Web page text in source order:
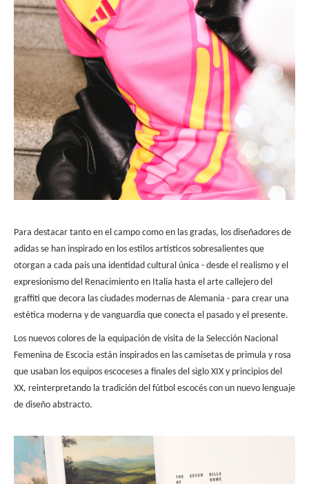
Para destacar tanto en el campo como en las gradas, los diseñadores de
adidas se han inspirado en los estilos artísticos sobresalientes que
otorgan a cada país una identidad cultural única - desde el realismo y el
expresionismo del Renacimiento en Italia hasta el arte callejero del
graffiti que decora las ciudades modernas de Alemania - para crear una
estética moderna y de vanguardia que conecta el pasado y el presente.
Los nuevos colores de la equipación de visita de la Selección Nacional
Femenina de Escocia están inspirados en las camisetas de primula y rosa
que usaban los equipos escoceses a finales del siglo XIX y principios del
XX, reinterpretando la tradición del fútbol escocés con un nuevo lenguaje
de diseño abstracto.